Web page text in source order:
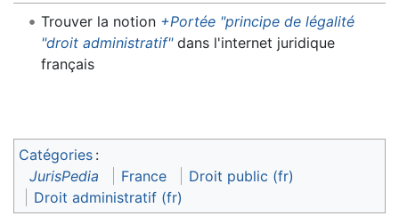
Trouver la notion +Portée "principe de légalité
"droit administratif"dans l'internet juridique
français
Catégories :
JurisPedia
France
Droit public (fr)
Droit administratif (fr)